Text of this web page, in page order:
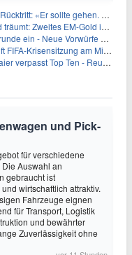
«Er sollte gehen. Jetzt»
Zweites EM-Gold in Paris
- Neue Vorwürfe gegen FIFA
Krisensitzung am Mittwoch ein
Top Ten - Reusser siegt
und Pick-
für verschiedene
Auswahl an
gebraucht ist
wirtschaftlich attraktiv.
Fahrzeuge eignen
für Transport, Logistik
und bewährter
Zuverlässigkeit ohne